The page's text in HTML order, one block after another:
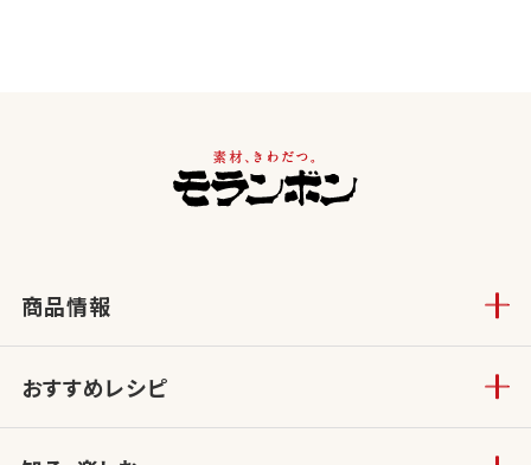
商品情報
おすすめレシピ